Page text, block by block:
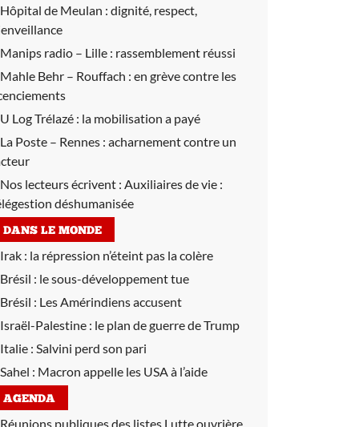
Hôpital de Meulan : dignité, respect,
Manips radio – Lille : rassemblement réussi
Mahle Behr – Rouffach : en grève contre les
U Log Trélazé : la mobilisation a payé
La Poste – Rennes : acharnement contre un
Nos lecteurs écrivent : Auxiliaires de vie :
déshumanisée
DANS LE MONDE
Irak : la répression n’éteint pas la colère
Brésil : le sous-développement tue
Brésil : Les Amérindiens accusent
Israël-Palestine : le plan de guerre de Trump
Italie : Salvini perd son pari
Sahel : Macron appelle les USA à l’aide
AGENDA
Réunions publiques des listes Lutte ouvrière